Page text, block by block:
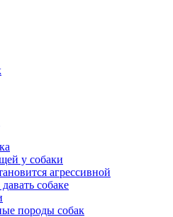
у собаки
агрессивной
собаке
породы собак